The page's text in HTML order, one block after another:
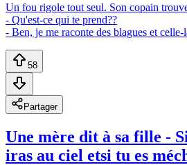
Un fou rigole tout seul. Son copain
- Qu'est-ce qui te prend??
- Ben, je me raconte des blagues et celle-
58
Partager
Une mère dit à sa fille -
iras au ciel etsi tu es